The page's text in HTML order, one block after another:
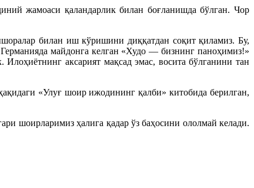
жамоаси қаландарлик билан боғланишда бўлган. Чор
билан иш кўришини диққатдан соқит қиламиз. Бу,
майдонга келган «Худо — бизнинг паноҳимиз!»
аксарият мақсад эмас, восита бўлганини тан
«Улуғ шоир ижодининг қалби» китобида берилган,
шоирларимиз ҳалига қадар ўз баҳосини ололмай келади.